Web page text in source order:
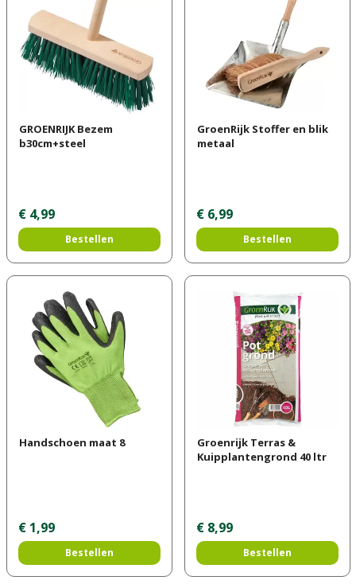
GROENRIJK Bezem
b30cm+steel
€ 4,99
Bestellen
GroenRijk Stoffer en blik
metaal
€ 6,99
Bestellen
Handschoen maat 8
€ 1,99
Bestellen
Groenrijk Terras &
Kuipplantengrond 40 ltr
€ 8,99
Bestellen